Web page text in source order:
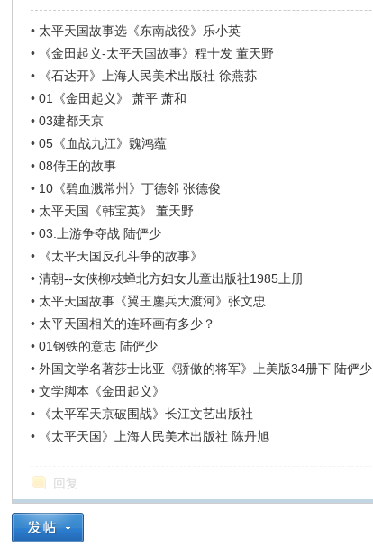
• 太平天国故事选《东南战役》乐小英
•
《金田起义-太平天国故事》程十发 董天野
•
《石达开》上海人民美术出版社 徐燕荪
•01《金田起义》 萧平 萧和
•03建都天京
•05《血战九江》魏鸿蕴
•08侍王的故事
• 10《碧血溅常州》丁德邻 张德俊
• 太平天国《韩宝英》 董天野
•03.上游争夺战 陆俨少
•
《太平天国反孔斗争的故事》
•清朝--女侠柳枝蝉北方妇女儿童出版社1985上册
• 太平天国故事《翼王鏖兵大渡河》张文忠
• 太平天国相关的连环画有多少？
•01钢铁的意志 陆俨少
•外国文学名著莎士比亚《骄傲的将军》上美版34册下 陆俨少
•文学脚本《金田起义》
•
《太平军天京破围战》长江文艺出版社
•
《太平天国》上海人民美术出版社 陈丹旭
回复